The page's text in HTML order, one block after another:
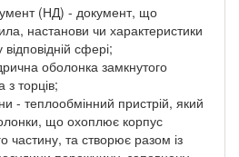
(НД) - документ, що
настанови чи характеристики
сфері;
оболонка замкнутого
з торців;
- теплообмінний пристрій, який
що охоплює корпус
частину, та створює разом із